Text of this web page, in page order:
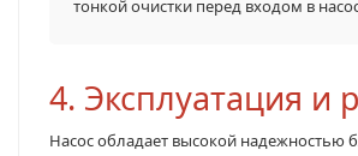
тонкой очистки перед входом в
4. Эксплуатация и
Насос обладает высокой надежностью